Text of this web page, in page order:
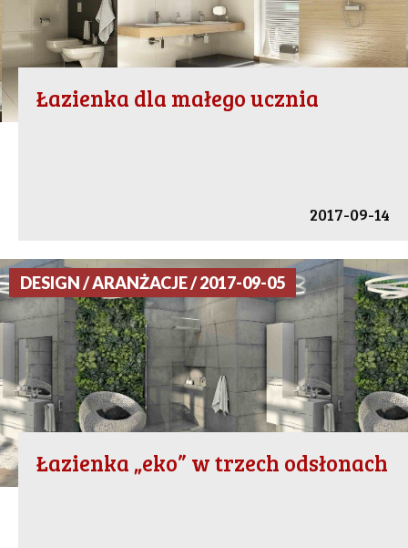
Łazienka dla małego ucznia
2017-09-14
DESIGN / ARANŻACJE / 2017-09-05
Łazienka „eko” w trzech odsłonach